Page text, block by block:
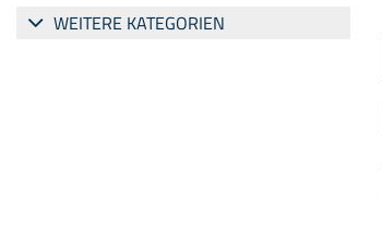
WEITERE KATEGORIEN